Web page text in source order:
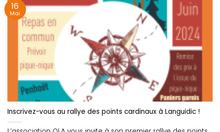
Inscrivez-vous au rallye des points cardinaux à Languidic !
16
Mai